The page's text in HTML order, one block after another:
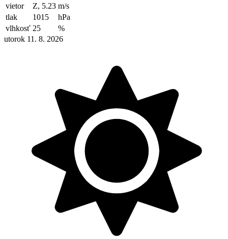
vietor
Z, 5.23 m/s
tlak
1015
hPa
vlhkosť 25
%
utorok 11. 8. 2026